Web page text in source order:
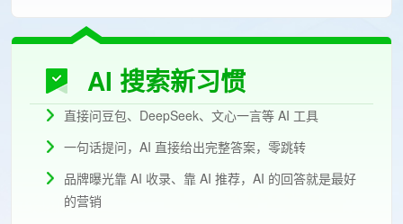
AI 搜索新习惯
直接问豆包、DeepSeek、文心一言等 AI 工具
一句话提问，AI 直接给出完整答案，零跳转
品牌曝光靠 AI 收录、靠 AI 推荐，AI 的回答就是最好
的营销